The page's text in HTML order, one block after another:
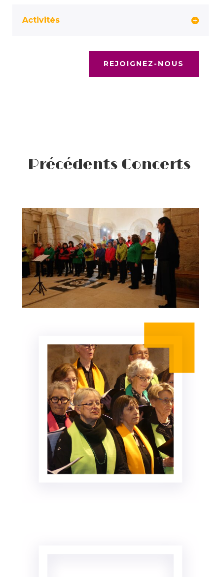
Activités
REJOIGNEZ-NOUS
Précédents Concerts